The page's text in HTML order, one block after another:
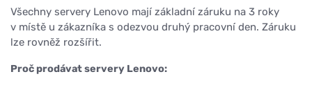
Všechny servery Lenovo mají základní záruku na 3 roky
v místě u zákazníka s odezvou druhý pracovní den. Záruku
lze rovněž rozšířit.
Proč prodávat servery Lenovo: